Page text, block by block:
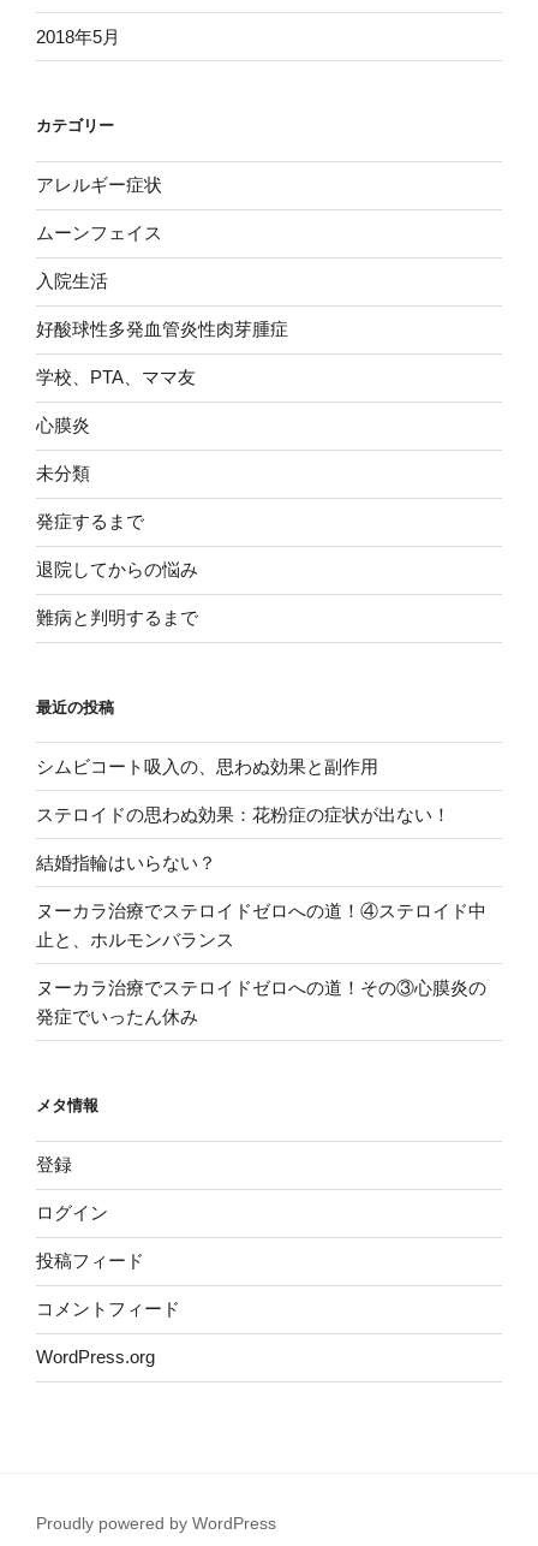
2018年5月
カテゴリー
アレルギー症状
ムーンフェイス
入院生活
好酸球性多発血管炎性肉芽腫症
学校、PTA、ママ友
心膜炎
未分類
発症するまで
退院してからの悩み
難病と判明するまで
最近の投稿
シムビコート吸入の、思わぬ効果と副作用
ステロイドの思わぬ効果：花粉症の症状が出ない！
結婚指輪はいらない？
ヌーカラ治療でステロイドゼロへの道！④ステロイド中
止と、ホルモンバランス
ヌーカラ治療でステロイドゼロへの道！その③心膜炎の
発症でいったん休み
メタ情報
登録
ログイン
投稿フィード
コメントフィード
WordPress.org
Proudly powered by WordPress